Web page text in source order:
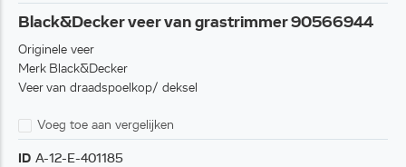
Black&Decker veer van grastrimmer 90566944
Originele veer
Merk Black&Decker
Veer van draadspoelkop/ deksel
Voeg toe aan vergelijken
ID A-12-E-401185